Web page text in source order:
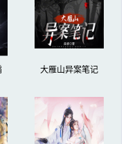
大雁山异案笔记